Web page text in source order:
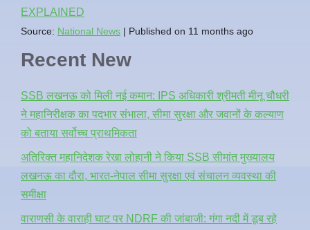
EXPLAINED
Source: National News Published on 11 months ago
Recent New
SSB लखनऊ को मिली नई कमान: IPS अधिकारी श्रीमती मीनू चौधरी
ने महानिरीक्षक का पदभार संभाला, सीमा सुरक्षा और जवानों के कल्याण
को बताया सर्वोच्च प्राथमिकता
अतिरिक्त महानिदेशक रेखा लोहानी ने किया SSB सीमांत मुख्यालय
लखनऊ का दौरा, भारत-नेपाल सीमा सुरक्षा एवं संचालन व्यवस्था की
समीक्षा
वाराणसी के वाराही घाट पर NDRF की जांबाजी: गंगा नदी में डूब रहे